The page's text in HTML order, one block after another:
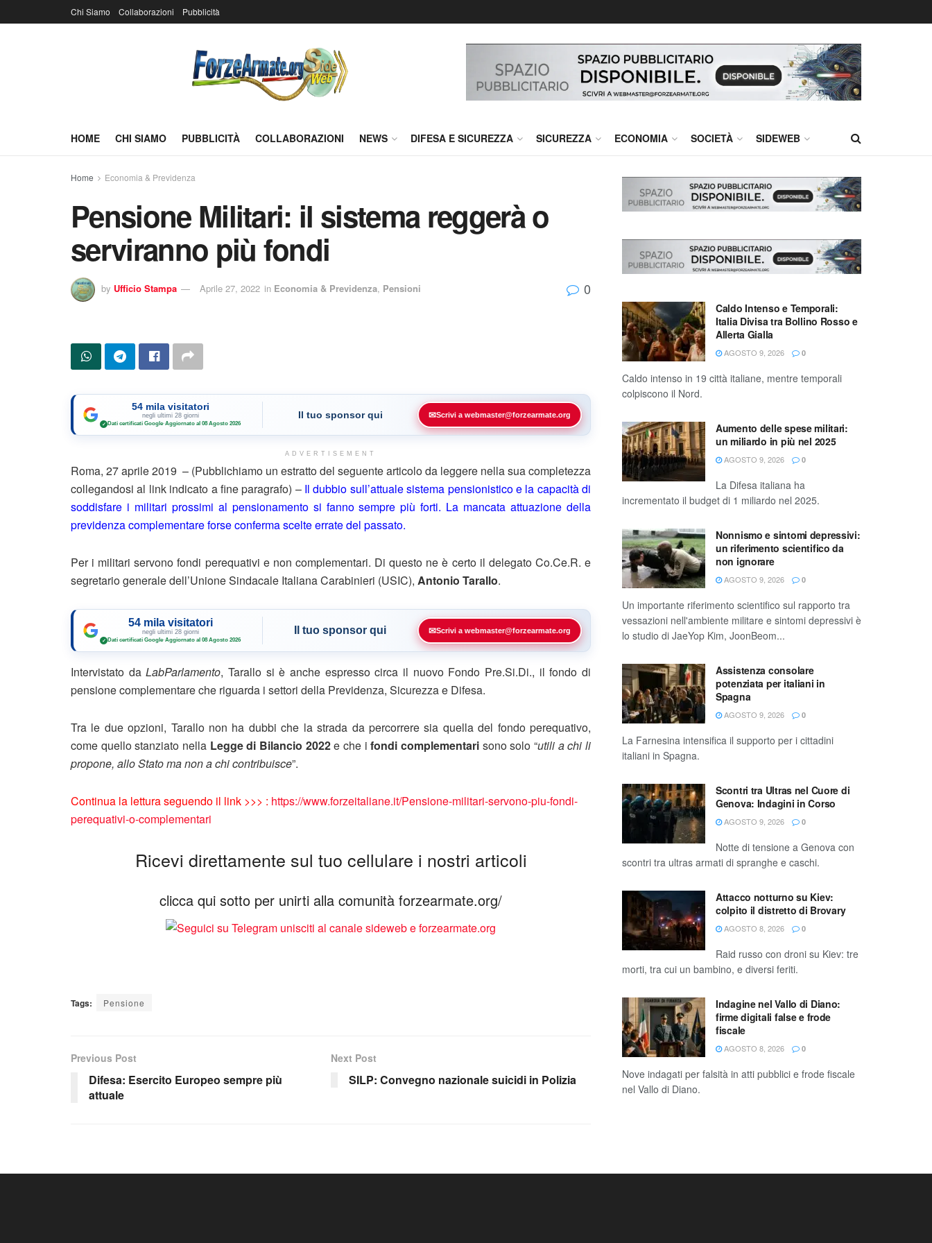
Chi Siamo Collaborazioni Pubblicità
HOME CHI SIAMO PUBBLICITÀ COLLABORAZIONI NEWS DIFESA E SICUREZZA SICUREZZA ECONOMIA SOCIETÀ SIDEWEB
Home Economia & Previdenza
Pensione Militari: il sistema reggerà o
serviranno più fondi
by Ufficio Stampa Aprile 27, 2022 in Economia & Previdenza, Pensioni 0
54 mila visitatori
negli ultimi 28 giorni
✓ Dati certificati Google·Aggiornato al 08 Agosto 2026
Il tuo sponsor qui ✉Scrivi a webmaster@forzearmate.org
ADVERTISEMENT
Roma, 27 aprile 2019 – (Pubblichiamo un estratto del seguente articolo da leggere nella sua completezza
collegandosi al link indicato a fine paragrafo) – Il dubbio sull’attuale sistema pensionistico e la capacità di
soddisfare i militari prossimi al pensionamento si fanno sempre più forti. La mancata attuazione della
previdenza complementare forse conferma scelte errate del passato.
Per i militari servono fondi perequativi e non complementari. Di questo ne è certo il delegato Co.Ce.R. e
segretario generale dell’Unione Sindacale Italiana Carabinieri (USIC), Antonio Tarallo.
54 mila visitatori
negli ultimi 28 giorni
✓ Dati certificati Google·Aggiornato al 08 Agosto 2026
Il tuo sponsor qui ✉Scrivi a webmaster@forzearmate.org
Intervistato daLabParlamento, Tarallo si è anche espresso circa il nuovo Fondo Pre.Si.Di., il fondo di
pensione complementare che riguarda i settori della Previdenza, Sicurezza e Difesa.
Tra le due opzioni, Tarallo non ha dubbi che la strada da percorrere sia quella del fondo perequativo,
come quello stanziato nella Legge di Bilancio 2022e che ifondi complementari sono solo “utili a chi li
propone, allo Stato ma non a chi contribuisce”.
Continua la lettura seguendo il link >>> : https://www.forzeitaliane.it/Pensione-militari-servono-piu-fondi-
perequativi-o-complementari
Ricevi direttamente sul tuo cellulare i nostri articoli
clicca qui sotto per unirti alla comunità forzearmate.org/
Tags: Pensione
Previous Post
Difesa: Esercito Europeo sempre più
attuale
Next Post
SILP: Convegno nazionale suicidi in Polizia
Caldo Intenso e Temporali:
Italia Divisa tra Bollino Rosso e
Allerta Gialla
AGOSTO 9, 2026 0
Caldo intenso in 19 città italiane, mentre temporali
colpiscono il Nord.
Aumento delle spese militari:
un miliardo in più nel 2025
AGOSTO 9, 2026 0
La Difesa italiana ha
incrementato il budget di 1 miliardo nel 2025.
Nonnismo e sintomi depressivi:
un riferimento scientifico da
non ignorare
AGOSTO 9, 2026 0
Un importante riferimento scientifico sul rapporto tra
vessazioni nell'ambiente militare e sintomi depressivi è
lo studio di JaeYop Kim, JoonBeom...
Assistenza consolare
potenziata per italiani in
Spagna
AGOSTO 9, 2026 0
La Farnesina intensifica il supporto per i cittadini
italiani in Spagna.
Scontri tra Ultras nel Cuore di
Genova: Indagini in Corso
AGOSTO 9, 2026 0
Notte di tensione a Genova con
scontri tra ultras armati di spranghe e caschi.
Attacco notturno su Kiev:
colpito il distretto di Brovary
AGOSTO 8, 2026 0
Raid russo con droni su Kiev: tre
morti, tra cui un bambino, e diversi feriti.
Indagine nel Vallo di Diano:
firme digitali false e frode
fiscale
AGOSTO 8, 2026 0
Nove indagati per falsità in atti pubblici e frode fiscale
nel Vallo di Diano.